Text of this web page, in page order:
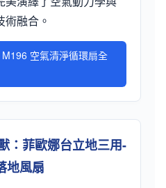
融合。
空氣清淨循環扇全
：菲歐娜台立地三用-
地風扇